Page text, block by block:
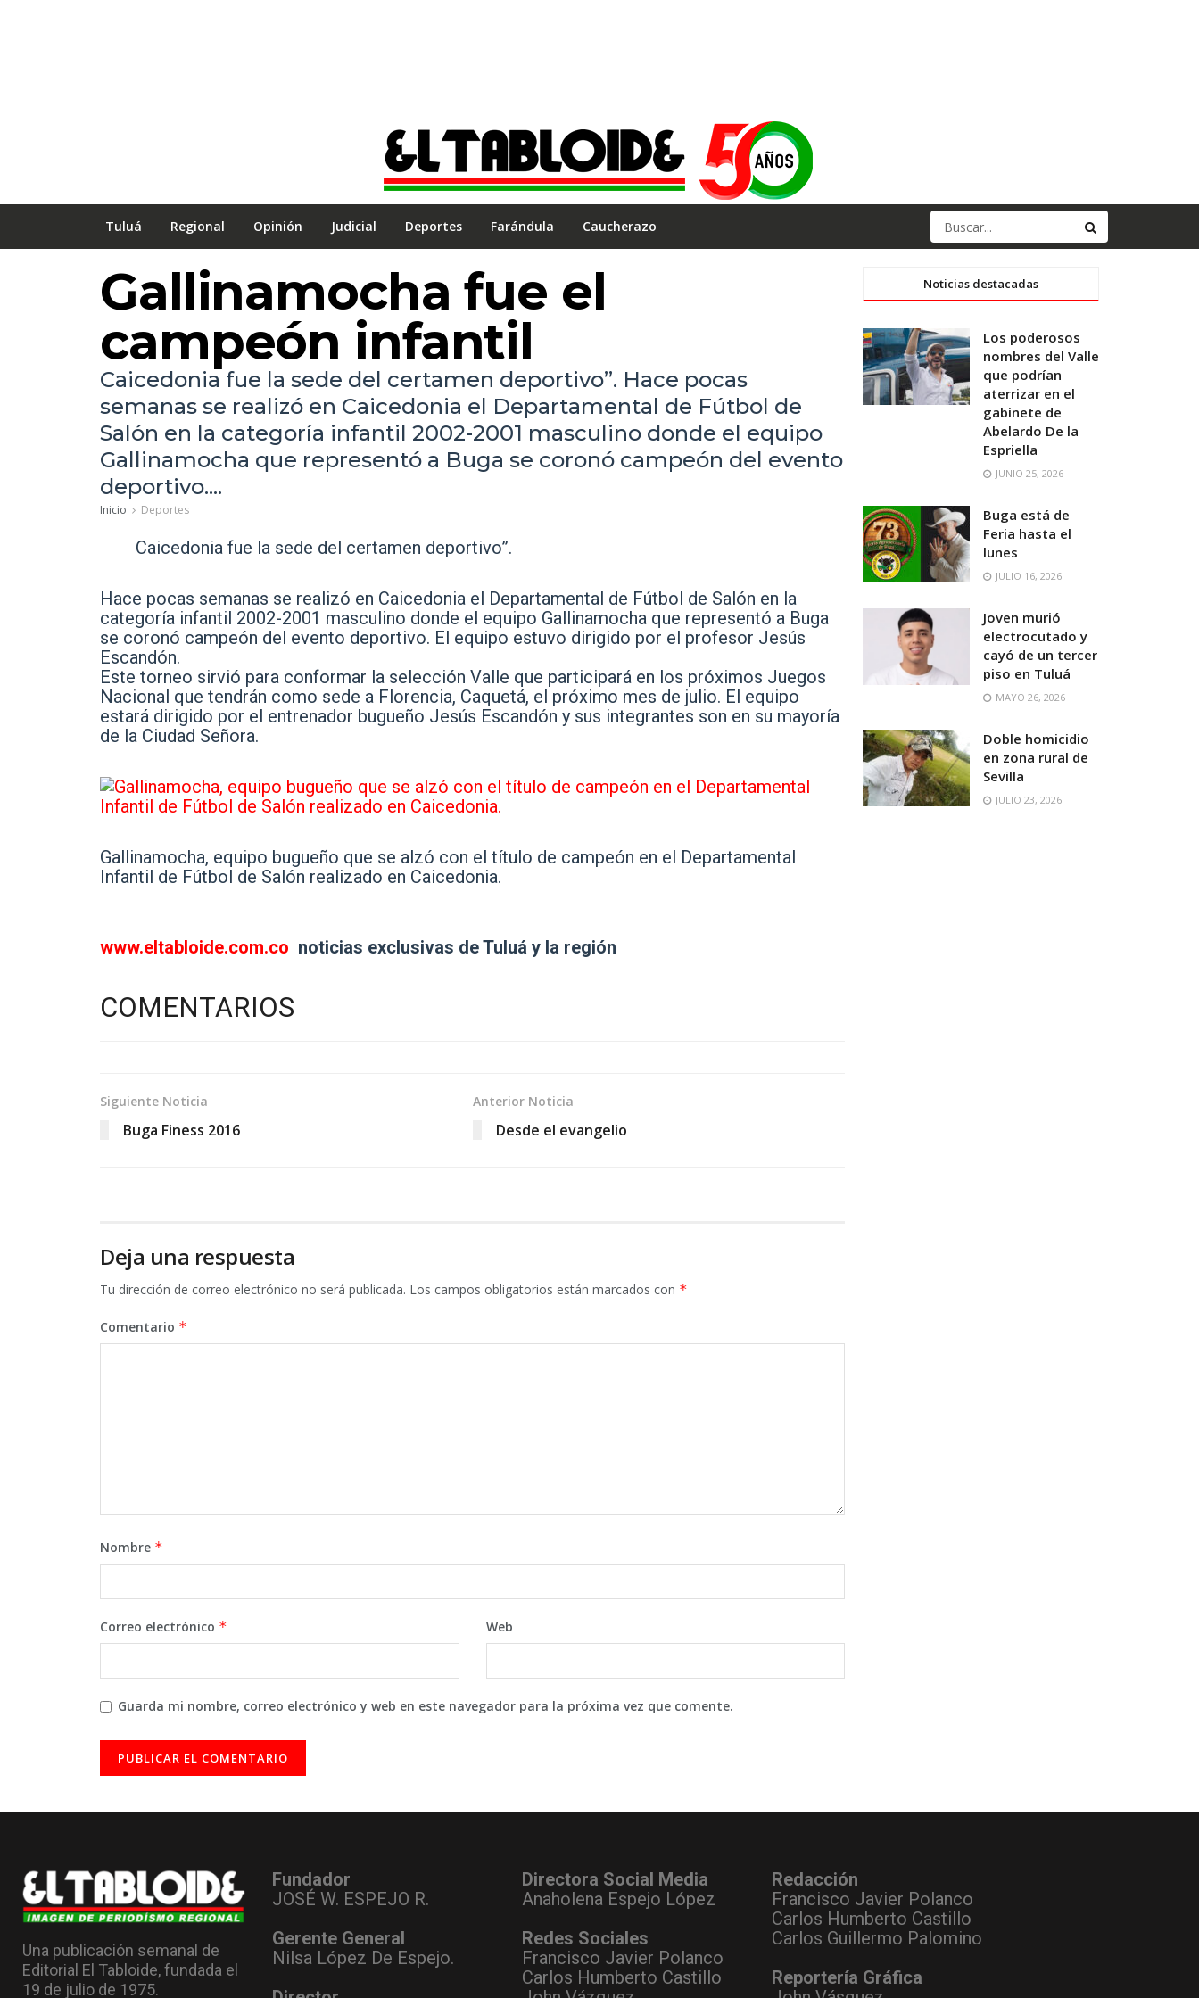
Tuluá Regional Opinión Judicial Deportes Farándula Caucherazo
Gallinamocha fue el
campeón infantil
Caicedonia fue la sede del certamen deportivo”. Hace pocas
semanas se realizó en Caicedonia el Departamental de Fútbol de
Salón en la categoría infantil 2002-2001 masculino donde el equipo
Gallinamocha que representó a Buga se coronó campeón del evento
deportivo....
Inicio Deportes
Caicedonia fue la sede del certamen deportivo”.
Hace pocas semanas se realizó en Caicedonia el Departamental de Fútbol de Salón en la
categoría infantil 2002-2001 masculino donde el equipo Gallinamocha que representó a Buga
se coronó campeón del evento deportivo. El equipo estuvo dirigido por el profesor Jesús
Escandón.
Este torneo sirvió para conformar la selección Valle que participará en los próximos Juegos
Nacional que tendrán como sede a Florencia, Caquetá, el próximo mes de julio. El equipo
estará dirigido por el entrenador bugueño Jesús Escandón y sus integrantes son en su mayoría
de la Ciudad Señora.
Gallinamocha, equipo bugueño que se alzó con el título de campeón en el Departamental
Infantil de Fútbol de Salón realizado en Caicedonia.
www.eltabloide.com.co noticias exclusivas de Tuluá y la región
COMENTARIOS
Siguiente Noticia
Buga Finess 2016
Anterior Noticia
Desde el evangelio
Deja una respuesta
Tu dirección de correo electrónico no será publicada. Los campos obligatorios están marcados con *
Comentario *
Nombre *
Correo electrónico * Web
Guarda mi nombre, correo electrónico y web en este navegador para la próxima vez que comente.
Noticias destacadas
Los poderosos
nombres del Valle
que podrían
aterrizar en el
gabinete de
Abelardo De la
Espriella
JUNIO 25, 2026
Buga está de
Feria hasta el
lunes
JULIO 16, 2026
Joven murió
electrocutado y
cayó de un tercer
piso en Tuluá
MAYO 26, 2026
Doble homicidio
en zona rural de
Sevilla
JULIO 23, 2026
Una publicación semanal de
Editorial El Tabloide, fundada el
19 de julio de 1975.
Fundador
JOSÉ W. ESPEJO R.
Gerente General
Nilsa López De Espejo.
Directora Social Media
Anaholena Espejo López
Redes Sociales
Francisco Javier Polanco
Carlos Humberto Castillo
Redacción
Francisco Javier Polanco
Carlos Humberto Castillo
Carlos Guillermo Palomino
Reportería Gráfica